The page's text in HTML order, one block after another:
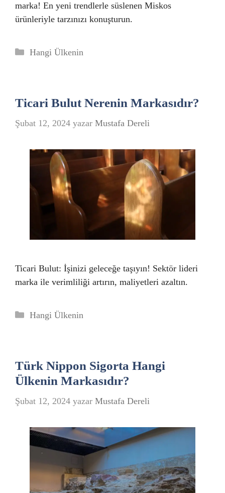
marka! En yeni trendlerle süslenen Miskos
ürünleriyle tarzınızı konuşturun.
Kategoriler
Hangi Ülkenin
Ticari Bulut Nerenin Markasıdır?
Şubat 12, 2024 yazar Mustafa Dereli
Ticari Bulut: İşinizi geleceğe taşıyın! Sektör lideri
marka ile verimliliği artırın, maliyetleri azaltın.
Kategoriler
Hangi Ülkenin
Türk Nippon Sigorta Hangi
Ülkenin Markasıdır?
Şubat 12, 2024 yazar Mustafa Dereli